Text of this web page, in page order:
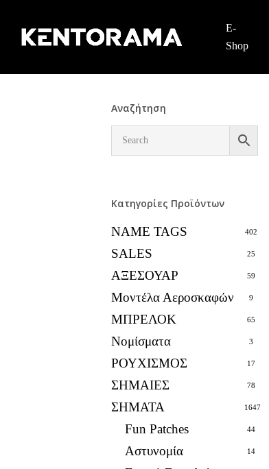
main
E-
Shop
Αναζήτηση
Κατηγορίες Προϊόντων
NAME TAGS 402
SALES 25
ΑΞΕΣΟΥΑΡ 59
Μοντέλα Αεροσκαφών 9
ΜΠΡΕΛΟΚ 65
Νομίσματα 3
ΡΟΥΧΙΣΜΟΣ 17
ΣΗΜΑΙΕΣ 78
ΣΗΜΑΤΑ 1647
Fun Patches 44
Αστυνομία 14